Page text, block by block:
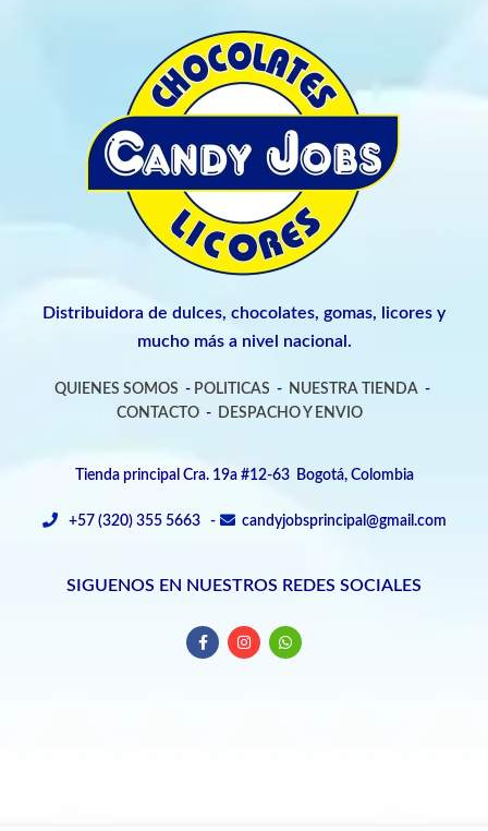
Distribuidora de dulces, chocolates, gomas, licores y
mucho más a nivel nacional.
QUIENES SOMOS - POLITICAS - NUESTRA TIENDA -
CONTACTO- DESPACHO Y ENVIO
Tienda principal Cra. 19a #12-63 Bogotá, Colombia
+57 (320) 355 5663 - candyjobsprincipal@gmail.com
SIGUENOS EN NUESTROS REDES SOCIALES